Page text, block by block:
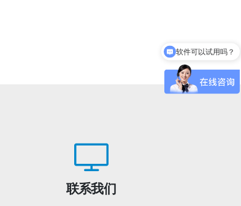
联系我们
软件技术支持